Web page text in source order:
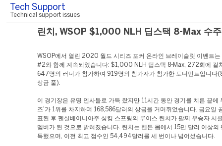
Tech Support
Technical support issues
린치, WSOP $1,000 NLH 딥스택 8-Max 수주
WSOP에서 열린 2020 월드 시리즈 포커 온라인 브레이슬릿 이벤트는
#2와 함께 계속되었습니다: $1,000 NLH 딥스택 8-Max, 272회에 걸
647명의 러너가 참가하여 919명의 참가자가 참가한 토너먼트입니다
상금 풀).
이 경기장은 유명 인사들로 가득 찼지만 11시간 동안 경기를 치른 끝에
즈'가 1위를 차지하며 168,586달러의 상금을 거머쥐었습니다. 금요일
표된 후 펜실베이니아주 싱킹 스프링의 루이스 린치가 팔찌 우승자 서
멤버가 된 것으로 밝혀졌습니다. 린치는 헨든 몹에서 15만 달러 이상의
득했으며, 이전 최고 점수인 54,494달러를 세 번이나 넘어섰습니다.